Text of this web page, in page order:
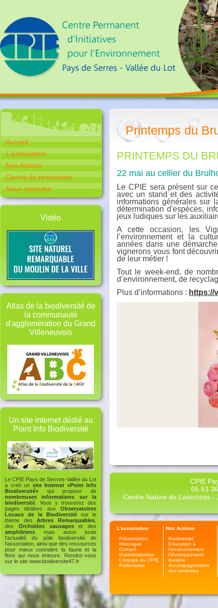
Accueil
L'association
Nos Actions
Centre de ressources
Nous rejoindre
Vidéo
Atlas de la biodiversité de
la communauté
d'agglomération du Grand
Villeneuvois
Un site internet dédié au
Point Info Biodiversité
Le CPIE Pays de Serrres-Vallée du Lot
a créé un site Internet «Point Info
Biodiversité» qui propose de
nombreuses informations sur la
biodiversité . Vous y trouverez des
pages dédiées aux Observatoires
Locaux de la Biodiversité sur le
thème desArbres Remarquables
des Orchidées sauvageset des
amphibiens mais aussi toute
l'actualité du pôle biodiversité de
l'association, ainsi que des ressources
pour mieux connaitre la faune et la
flore qui nous entoure. Rendez-vous
sur le site www.biodiversite47.fr
Printemps du
PRINTEMPS DU
22 mai au cellier du
Le CPIE sera présent sur
avec un stand et des
informations générales sur
détermination d'espèces,
jeux ludiques sur les
A cette occasion, les
l’environnement et la
années dans une
vignerons vous font
de leur métier !
Tout le week-end, de
d’environnement, de
Plus d’informations : https://
CPIE
05 53
Centre Nature de Lascrozes -
L'association
Présentation
Historique
Conseil
d'administration
L'équipe du CPIE
Partenaires
Nos Actions
Biodiversité
Education à
l'environnement
Développement
durable
Accompagnement
des territoires